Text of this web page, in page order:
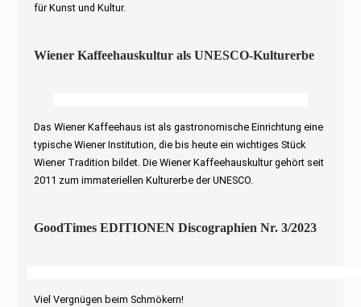
für Kunst und Kultur.
Wiener Kaffeehauskultur als UNESCO-Kulturerbe
Das Wiener Kaffeehaus ist als gastronomische Einrichtung eine
typische Wiener Institution, die bis heute ein wichtiges Stück
Wiener Tradition bildet. Die Wiener Kaffeehauskultur gehört seit
2011 zum immateriellen Kulturerbe der UNESCO.
GoodTimes EDITIONEN Discographien Nr. 3/2023
Viel Vergnügen beim Schmökern!